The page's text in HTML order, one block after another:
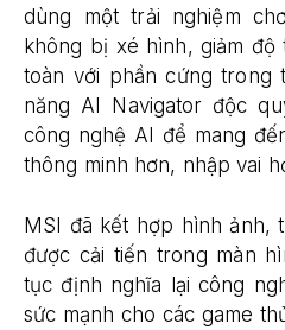
dùng một trải nghiệm
không bị xé hình, giảm
toàn với phần cứng trong
năng AI Navigator độc
công nghệ AI để mang
thông minh hơn, nhập vai
MSI đã kết hợp hình ảnh,
được cải tiến trong màn
tục định nghĩa lại công
sức mạnh cho các game